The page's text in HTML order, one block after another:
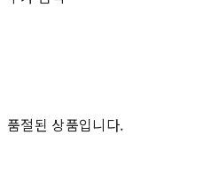
품절된 상품입니다.